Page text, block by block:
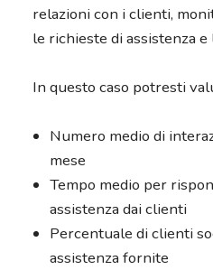
relazioni con i clienti,
le richieste di assistenza
In questo caso potresti
Numero medio di
mese
Tempo medio per
assistenza dai clienti
Percentuale di clienti
assistenza fornite